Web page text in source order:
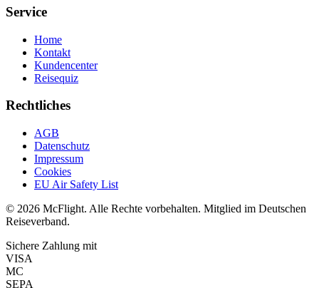
Service
Home
Kontakt
Kundencenter
Reisequiz
Rechtliches
AGB
Datenschutz
Impressum
Cookies
EU Air Safety List
© 2026 McFlight. Alle Rechte vorbehalten. Mitglied im Deutschen
Reiseverband.
Sichere Zahlung mit
VISA
MC
SEPA